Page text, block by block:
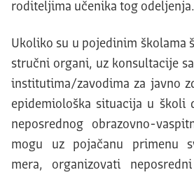
roditeljima učenika tog odeljenja.
Ukoliko su u pojedinim školama
stručni organi, uz konsultacije
institutima/zavodima za javno
epidemiološka situacija u školi
neposrednog obrazovno-
mogu uz pojačanu primenu
mera, organizovati